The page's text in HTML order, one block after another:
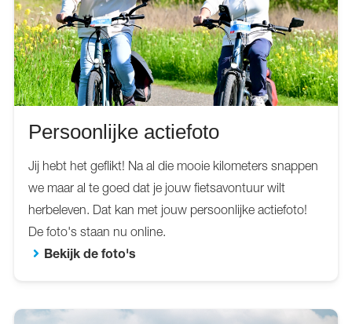
Persoonlijke actiefoto
Jij hebt het geflikt! Na al die mooie kilometers snappen
we maar al te goed dat je jouw fietsavontuur wilt
herbeleven. Dat kan met jouw persoonlijke actiefoto!
De foto's staan nu online.
Bekijk de foto's